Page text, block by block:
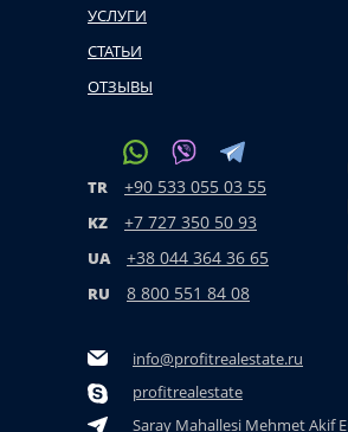
УСЛУГИ
СТАТЬИ
ОТЗЫВЫ
TR +90 533 055 03 55
KZ +7 727 350 50 93
UA +38 044 364 36 65
RU 8 800 551 84 08
info@profitrealestate.ru
profitrealestate
Saray Mahallesi Mehmet Akif